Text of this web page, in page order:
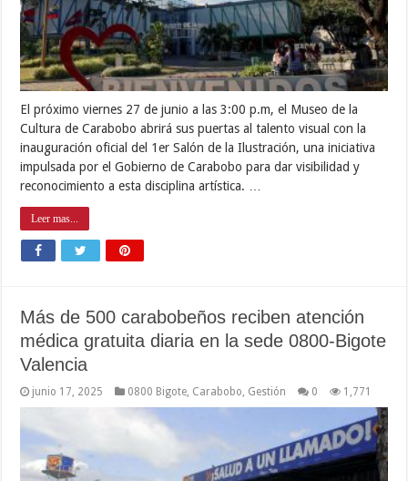
El próximo viernes 27 de junio a las 3:00 p.m, el Museo de la
Cultura de Carabobo abrirá sus puertas al talento visual con la
inauguración oficial del 1er Salón de la Ilustración, una iniciativa
impulsada por el Gobierno de Carabobo para dar visibilidad y
reconocimiento a esta disciplina artística. …
Leer mas...
Más de 500 carabobeños reciben atención
médica gratuita diaria en la sede 0800-Bigote
Valencia
junio 17, 2025 0800 Bigote, Carabobo, Gestión 0 1,771